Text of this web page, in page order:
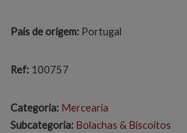
País de origem: Portugal
Ref: 100757
Categoria: Mercearia
Subcategoria: Bolachas & Biscoitos